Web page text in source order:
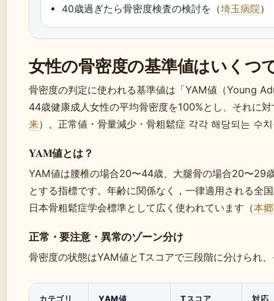
40歳過ぎたら骨密度検査の検討を（埼玉病院）
女性の骨密度の基準値はいくつ
骨密度の判定に使われる基準値は「YAM値（Young
44歳健康成人女性の平均骨密度を100%とし、それに
来）。正常値・骨量減少・骨粗鬆症 각각 해당되는 수
YAM値とは？
YAM値は腰椎の場合20〜44歳、大腿骨の場合20〜29
とする指標です。年齢に関係なく，一律適用される全
日本骨粗鬆症学会標準として広く使われています（本
正常・要注意・異常のゾーン分け
骨密度の状態はYAM値とTスコアで三段階に分けられ
カテゴリ YAM値 Tスコア 対応